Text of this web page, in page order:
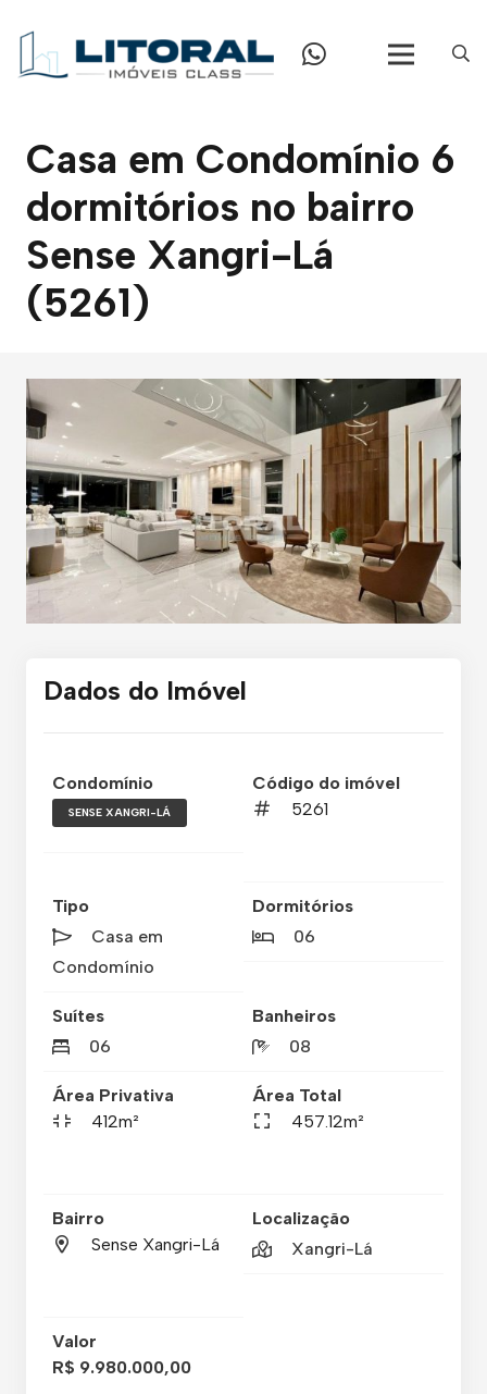
Casa em Condomínio 6
dormitórios no bairro
Sense Xangri-Lá
(5261)
Dados do Imóvel
Condomínio
SENSE XANGRI-LÁ
Código do imóvel
5261
Tipo
Casa em
Condomínio
Dormitórios
06
Suítes
06
Banheiros
08
Área Privativa
412m²
Área Total
457.12m²
Bairro
Sense Xangri-Lá
Localização
Xangri-Lá
Valor
R$ 9.980.000,00